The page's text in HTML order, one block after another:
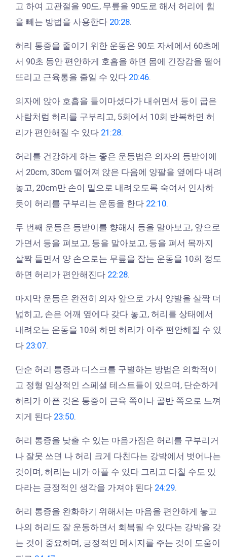
고 하여 고관절을 90도, 무릎을 90도로 해서 허리에 힘
을 빼는 방법을 사용한다 20:28
허리 통증을 줄이기 위한 운동은 90도 자세에서 60초에
서 90초 동안 편안하게 호흡을 하면 몸에 긴장감을 떨어
뜨리고 근육통을 줄일 수 있다 20:46
의자에 앉아 호흡을 들이마셨다가 내쉬면서 등이 굽은
사람처럼 허리를 구부리고, 5회에서 10회 반복하면 허
리가 편안해질 수 있다 21:28
허리를 건강하게 하는 좋은 운동법은 의자의 등받이에
서 20cm, 30cm 떨어져 앉은 다음에 양팔을 옆에다 내려
놓고, 20cm만 손이 밑으로 내려오도록 숙여서 인사하
듯이 허리를 구부리는 운동을 한다 22:10
두 번째 운동은 등받이를 향해서 등을 말아보고, 앞으로
가면서 등을 펴보고, 등을 말아보고, 등을 펴서 목까지
살짝 들면서 양 손으로는 무릎을 잡는 운동을 10회 정도
하면 허리가 편안해진다 22:28
마지막 운동은 완전히 의자 앞으로 가서 양발을 살짝 더
넓히고, 손은 어깨 옆에다 갖다 놓고, 허리를 상태에서
내려오는 운동을 10회 하면 허리가 아주 편안해질 수 있
다 23:07
단순 허리 통증과 디스크를 구별하는 방법은 의학적이
고 정형 임상적인 스페셜 테스트들이 있으며, 단순하게
허리가 아픈 것은 통증이 근육 쪽이나 골반 쪽으로 느껴
지게 된다 23:50
허리 통증을 낮출 수 있는 마음가짐은 허리를 구부리거
나 잘못 쓰면 나 허리 크게 다친다는 강박에서 벗어나는
것이며, 허리는 내가 아플 수 있다 그리고 다칠 수도 있
다라는 긍정적인 생각을 가져야 된다 24:29
허리 통증을 완화하기 위해서는 마음을 편안하게 놓고
나의 허리도 잘 운동하면서 회복될 수 있다는 강박을 갖
는 것이 중요하며, 긍정적인 메시지를 주는 것이 도움이